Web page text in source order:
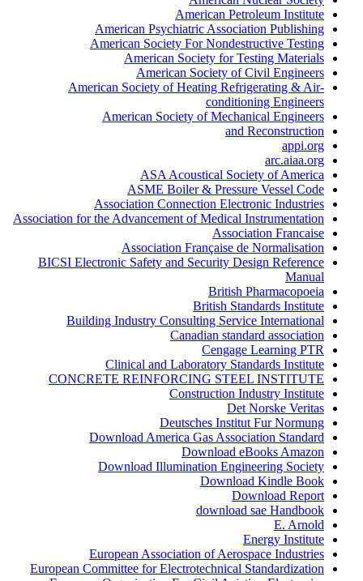
American Petroleum Institute
American Psychiatric Association Publishing
American Society For Nondestructive Testing
American Society for Testing Materials
American Society of Civil Engineers
American Society of Heating Refrigerating & Air-
conditioning Engineers
American Society of Mechanical Engineers
and Reconstruction
appi.org
arc.aiaa.org
ASA Acoustical Society of America
ASME Boiler & Pressure Vessel Code
Association Connection Electronic Industries
Association for the Advancement of Medical Instrumentation
Association Francaise
Association Française de Normalisation
BICSI Electronic Safety and Security Design Reference
Manual
British Pharmacopoeia
British Standards Institute
Building Industry Consulting Service International
Canadian standard association
Cengage Learning PTR
Clinical and Laboratory Standards Institute
CONCRETE REINFORCING STEEL INSTITUTE
Construction Industry Institute
Det Norske Veritas
Deutsches Institut Fur Normung
Download America Gas Association Standard
Download eBooks Amazon
Download Illumination Engineering Society
Download Kindle Book
Download Report
download sae Handbook
E. Arnold
Energy Institute
European Association of Aerospace Industries
European Committee for Electrotechnical Standardization